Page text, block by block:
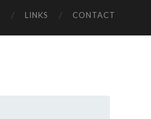
LINKS CONTACT